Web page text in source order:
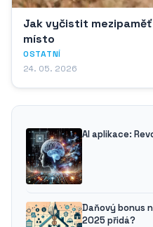
Jak vyčistit
místo
OSTATNÍ
24. 05. 2026
AI aplikace:
Daňový bonus
2025 přidá?